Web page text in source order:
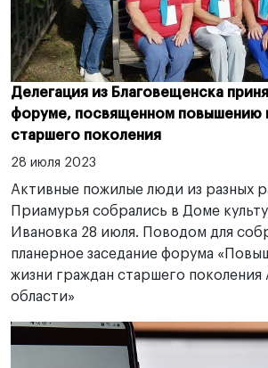
Делегация из Благовещенска
форуме, посвященном повышению
старшего поколения
28 июля 2023
Активные пожилые люди из разных
Приамурья собрались в Доме
Ивановка 28 июля. Поводом для
планерное заседание форума
жизни граждан старшего поколения
области»